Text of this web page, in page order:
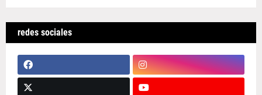
redes sociales